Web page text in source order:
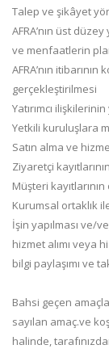
Talep ve şikâyet
AFRA’nın üst
ve menfaatlerin
AFRA’nın
gerçekleştirilmesi
Yatırımcı
Yetkili kuruluşlara
Satın alma ve
Ziyaretçi
Müşteri
Kurumsal ortaklık
İşin yapılması ve/
hizmet alımı veya
bilgi paylaşımı ve
Bahsi geçen
sayılan amaç.ve
halinde,